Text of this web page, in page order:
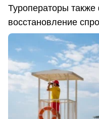
Туроператоры
восстановление